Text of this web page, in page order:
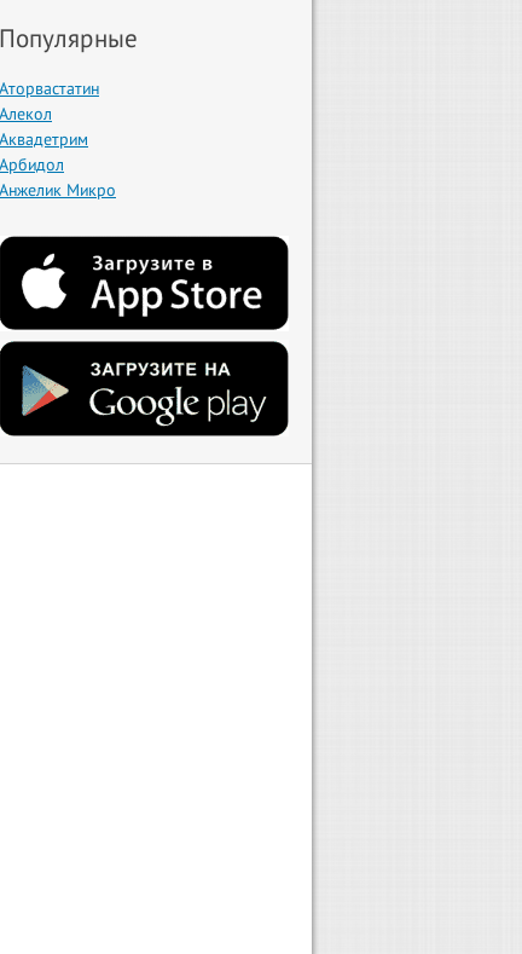
Популярные
Аторвастатин
Алекол
Аквадетрим
Арбидол
Анжелик Микро